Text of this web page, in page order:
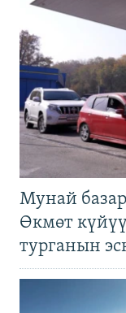
Мунай
Өкмөт
турганын